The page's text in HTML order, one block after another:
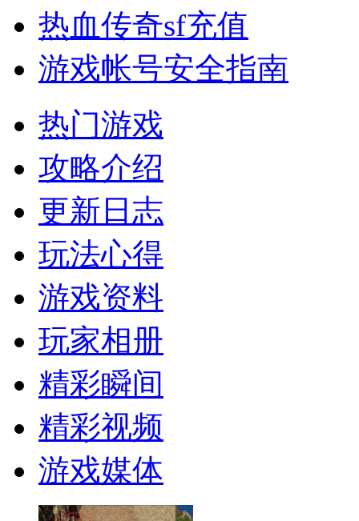
热血传奇sf充值
游戏帐号安全指南
热门游戏
攻略介绍
更新日志
玩法心得
游戏资料
玩家相册
精彩瞬间
精彩视频
游戏媒体